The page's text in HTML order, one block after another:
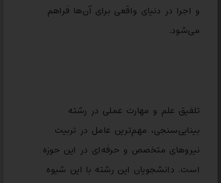
و اجرا در دنیای واقعی برای آن‌ها فراهم
می‌شود.
تلفیق علم و مهارت عملی در رشته
بینایی‌سنجی، مهم‌ترین عامل در تربیت
نیروهای متخصص و حرفه‌ای در این حوزه
است. دانشجویان این رشته با این شیوه